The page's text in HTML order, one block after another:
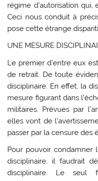
régime d’autorisation qui,
Ceci nous conduit à
pose cette étrange
UNE MESURE
Le premier d’entre eux
de retrait. De toute
disciplinaire. En effet, la
mesure figurant dans
militaires. Prévues par
elles vont de
passer par la censure des
Pour pouvoir condamner
disciplinaire, il faudrait
disciplinaire. Le seul